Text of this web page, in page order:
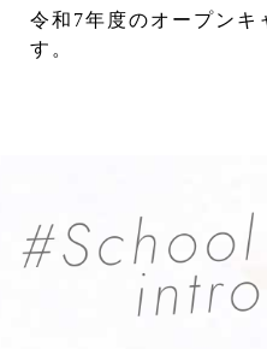
令和7年度のオープンキ
す。